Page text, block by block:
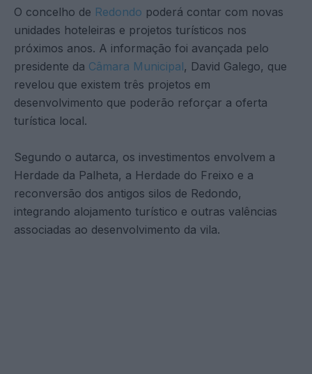
O concelho de Redondo poderá contar com novas
unidades hoteleiras e projetos turísticos nos
próximos anos. A informação foi avançada pelo
presidente da Câmara Municipal, David Galego, que
revelou que existem três projetos em
desenvolvimento que poderão reforçar a oferta
turística local.
Segundo o autarca, os investimentos envolvem a
Herdade da Palheta, a Herdade do Freixo e a
reconversão dos antigos silos de Redondo,
integrando alojamento turístico e outras valências
associadas ao desenvolvimento da vila.